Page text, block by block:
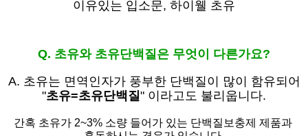
이유있는 입소문, 하이웰 초유
Q. 초유와 초유단백질은 무엇이 다른가요?
A. 초유는 면역인자가 풍부한 단백질이 많이 함유되어
"초유=초유단백질" 이라고도 불리웁니다.
간혹 초유가 2~3% 소량 들어가 있는 단백질보충제 제품과